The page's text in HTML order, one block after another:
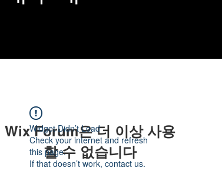
Wix Forum은 더 이상 사용
할 수 없습니다
Widget Didn’t Load
Check your internet and refresh
this page.
If that doesn’t work, contact us.